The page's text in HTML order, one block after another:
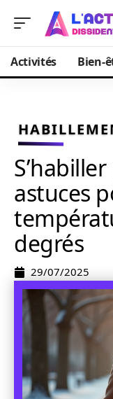
Activités Bien-
astuces
degrés
29/07/2025